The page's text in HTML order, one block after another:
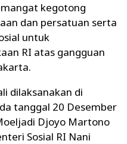
kegotong
dan persatuan serta
untuk
RI atas gangguan
dilaksanakan di
tanggal 20 Desember
Djoyo Martono
Sosial RI Nani